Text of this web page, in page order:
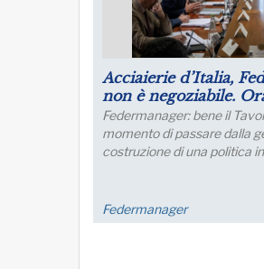
Puntare su
futuro dell’industria
Lo sviluppo di quest’area è
collegamento con l’Europa
FM Trieste